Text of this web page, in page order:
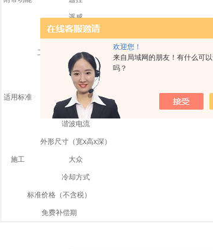
欢迎您！
来自局域网的朋友！有什么可
吗？
遥感
其他
工作温度/湿度 -
适用标准
安全标准
UL62368-1，ANSI /
噪声端子电压 符合FCC-
谐波电流
施工
外形尺寸（宽x高x深）
大众
冷却方式
标准价格（不含税）
免费补偿期